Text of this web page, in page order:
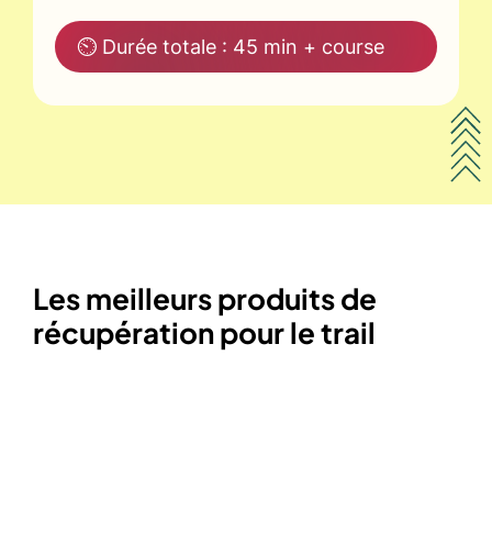
⏲ Durée totale : 45 min + course
Les meilleurs produits de
récupération pour le trail